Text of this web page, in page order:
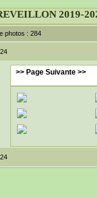
2019-
photos : 284
>> Page Suivante >>